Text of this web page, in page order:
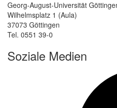
Georg-August-Universität
Wilhelmsplatz 1 (Aula)
37073 Göttingen
Tel. 0551 39-0
Soziale Medien